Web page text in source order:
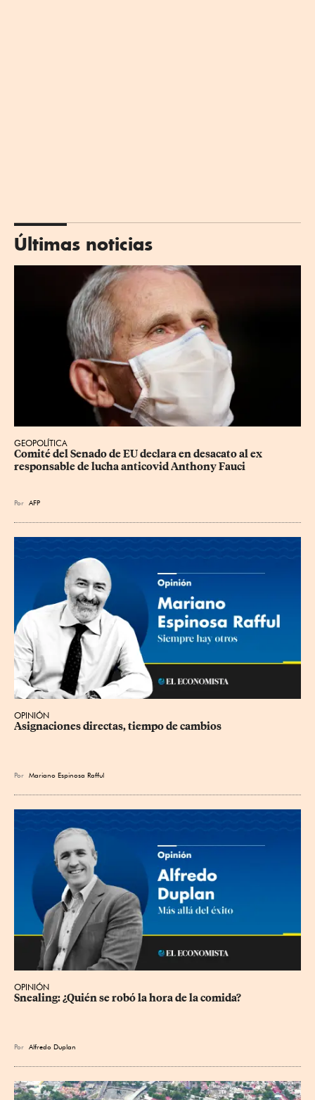
Últimas noticias
GEOPOLÍTICA
Comité del Senado de EU declara en desacato al ex
responsable de lucha anticovid Anthony Fauci
Por AFP
OPINIÓN
Asignaciones directas, tiempo de cambios
Por Mariano Espinosa Rafful
OPINIÓN
Snealing: ¿Quién se robó la hora de la comida?
Por Alfredo Duplan